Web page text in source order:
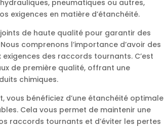
pneumatiques ou autres,
exigences en matière d’étanchéité.
de haute qualité pour garantir des
comprenons l’importance d’avoir des
des raccords tournants. C’est
de première qualité, offrant une
chimiques.
bénéficiez d’une étanchéité optimale
Cela vous permet de maintenir une
raccords tournants et d’éviter les pertes